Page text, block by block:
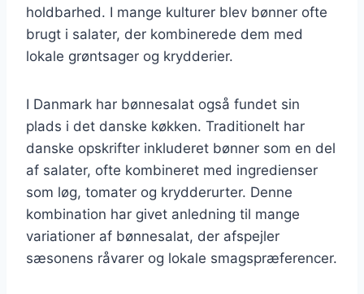
holdbarhed. I mange kulturer blev bønner ofte
brugt i salater, der kombinerede dem med
lokale grøntsager og krydderier.
I Danmark har bønnesalat også fundet sin
plads i det danske køkken. Traditionelt har
danske opskrifter inkluderet bønner som en del
af salater, ofte kombineret med ingredienser
som løg, tomater og krydderurter. Denne
kombination har givet anledning til mange
variationer af bønnesalat, der afspejler
sæsonens råvarer og lokale smagspræferencer.